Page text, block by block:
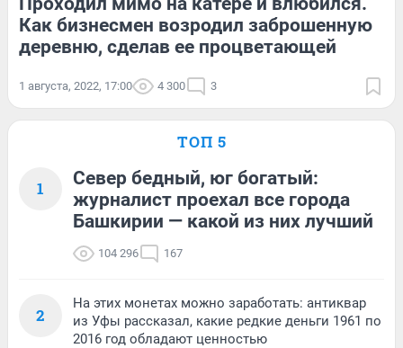
Как бизнесмен возродил заброшенную
деревню, сделав ее процветающей
1 августа, 2022, 17:00 4 300 3
ТОП 5
1
Север бедный, юг богатый:
журналист проехал все города
Башкирии — какой из них лучший
104 296 167
2
На этих монетах можно заработать: антиквар
из Уфы рассказал, какие редкие деньги 1961 по
2016 год обладают ценностью